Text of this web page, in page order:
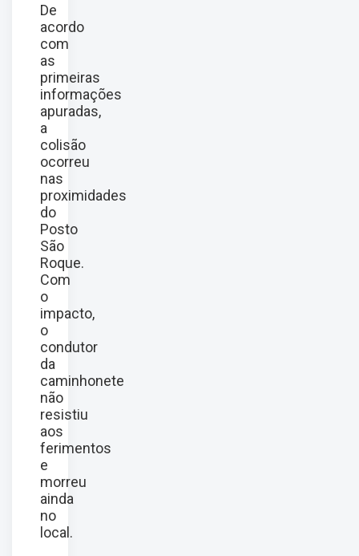
De
acordo
com
as
primeiras
informações
apuradas,
a
colisão
ocorreu
nas
proximidades
do
Posto
São
Roque.
Com
o
impacto,
o
condutor
da
caminhonete
não
resistiu
aos
ferimentos
e
morreu
ainda
no
local.